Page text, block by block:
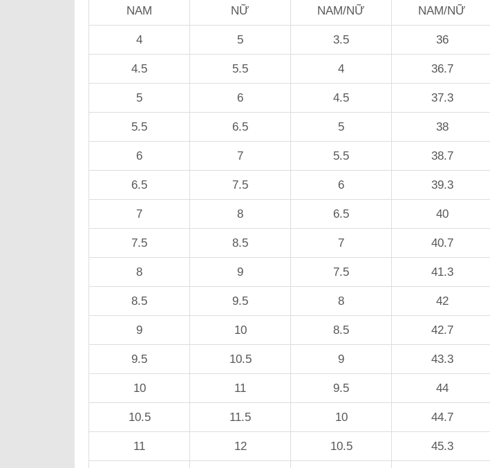
NAM NỮ NAM/NỮ NAM/NỮ
4 5 3.5 36
4.5 5.5 4 36.7
5 6 4.5 37.3
5.5 6.5 5 38
6 7 5.5 38.7
6.5 7.5 6 39.3
7 8 6.5 40
7.5 8.5 7 40.7
8 9 7.5 41.3
8.5 9.5 8 42
9 10 8.5 42.7
9.5 10.5 9 43.3
10 11 9.5 44
10.5 11.5 10 44.7
11 12 10.5 45.3